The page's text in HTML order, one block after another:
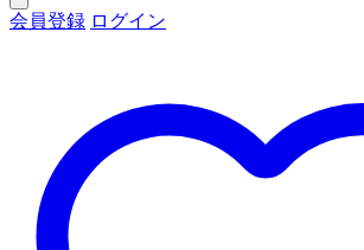
会員登録 ログイン